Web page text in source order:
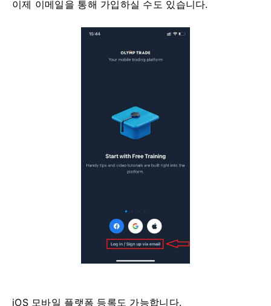
이제 이메일을 통해 가입하실 수도 있습니다.
iOS 모바일 플랫폼 등록도 가능합니다.